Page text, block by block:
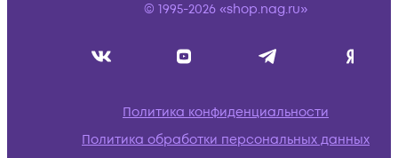
© 1995-2026 «shop.nag.ru»
Политика конфиденциальности
Политика обработки персональных данных